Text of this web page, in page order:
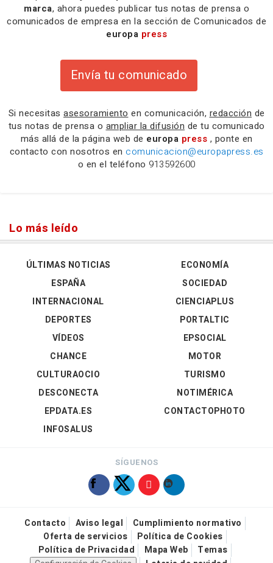
marca, ahora puedes publicar tus notas de prensa o
comunicados de empresa en la sección de Comunicados de
europa press
Envía tu comunicado
Si necesitas asesoramiento en comunicación, redacción de
tus notas de prensa o ampliar la difusión de tu comunicado
más allá de la página web de europa press , ponte en
contacto con nosotros en comunicacion@europapress.es
o en el teléfono 913592600
Lo más leído
ÚLTIMAS NOTICIAS
ESPAÑA
INTERNACIONAL
DEPORTES
VÍDEOS
ECONOMÍA
SOCIEDAD
CIENCIAPLUS
PORTALTIC
EPSOCIAL
CHANCE
CULTURAOCIO
DESCONECTA
EPDATA.ES
INFOSALUS
MOTOR
TURISMO
NOTIMÉRICA
CONTACTOPHOTO
SÍGUENOS
Contacto Aviso legal
Cumplimiento normativo
Oferta de servicios
Política de Cookies
Política de Privacidad
Mapa Web
Temas